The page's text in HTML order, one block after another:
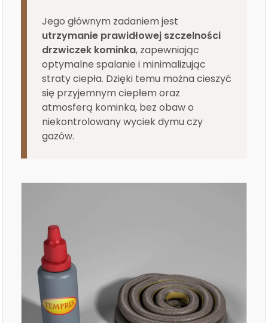
Jego głównym zadaniem jest
utrzymanie prawidłowej szczelności
drzwiczek kominka, zapewniając
optymalne spalanie i minimalizując
straty ciepła. Dzięki temu można cieszyć
się przyjemnym ciepłem oraz
atmosferą kominka, bez obaw o
niekontrolowany wyciek dymu czy
gazów.